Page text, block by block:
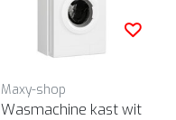
Maxy-shop
Wasmachine kast wit